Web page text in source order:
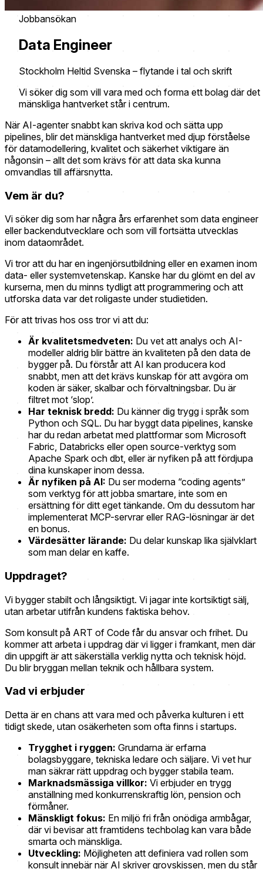
Jobbansökan
Data Engineer
Stockholm Heltid Svenska – flytande i tal och skrift
Vi söker dig som vill vara med och forma ett bolag där det
mänskliga hantverket står i centrum.
När AI-agenter snabbt kan skriva kod och sätta upp
pipelines, blir det mänskliga hantverket med djup förståelse
för datamodellering, kvalitet och säkerhet viktigare än
någonsin – allt det som krävs för att data ska kunna
omvandlas till affärsnytta.
Vem är du?
Vi söker dig som har några års erfarenhet som data engineer
eller backendutvecklare och som vill fortsätta utvecklas
inom dataområdet.
Vi tror att du har en ingenjörsutbildning eller en examen inom
data- eller systemvetenskap. Kanske har du glömt en del av
kurserna, men du minns tydligt att programmering och att
utforska data var det roligaste under studietiden.
För att trivas hos oss tror vi att du:
Är kvalitetsmedveten: Du vet att analys och AI-
modeller aldrig blir bättre än kvaliteten på den data de
bygger på. Du förstår att AI kan producera kod
snabbt, men att det krävs kunskap för att avgöra om
koden är säker, skalbar och förvaltningsbar. Du är
filtret mot ‘slop’.
Har teknisk bredd: Du känner dig trygg i språk som
Python och SQL. Du har byggt data pipelines, kanske
har du redan arbetat med plattformar som Microsoft
Fabric, Databricks eller open source-verktyg som
Apache Spark och dbt, eller är nyfiken på att fördjupa
dina kunskaper inom dessa.
Är nyfiken på AI: Du ser moderna “coding agents”
som verktyg för att jobba smartare, inte som en
ersättning för ditt eget tänkande. Om du dessutom har
implementerat MCP-servrar eller RAG-lösningar är det
en bonus.
Värdesätter lärande: Du delar kunskap lika självklart
som man delar en kaffe.
Uppdraget?
Vi bygger stabilt och långsiktigt. Vi jagar inte kortsiktigt sälj,
utan arbetar utifrån kundens faktiska behov.
Som konsult på ART of Code får du ansvar och frihet. Du
kommer att arbeta i uppdrag där vi ligger i framkant, men där
din uppgift är att säkerställa verklig nytta och teknisk höjd.
Du blir bryggan mellan teknik och hållbara system.
Vad vi erbjuder
Detta är en chans att vara med och påverka kulturen i ett
tidigt skede, utan osäkerheten som ofta finns i startups.
Trygghet i ryggen: Grundarna är erfarna
bolagsbyggare, tekniska ledare och säljare. Vi vet hur
man säkrar rätt uppdrag och bygger stabila team.
Marknadsmässiga villkor: Vi erbjuder en trygg
anställning med konkurrenskraftig lön, pension och
förmåner.
Mänskligt fokus: En miljö fri från onödiga armbågar,
där vi bevisar att framtidens techbolag kan vara både
smarta och mänskliga.
Utveckling: Möjligheten att definiera vad rollen som
konsult innebär när AI skriver grovskissen, men du står